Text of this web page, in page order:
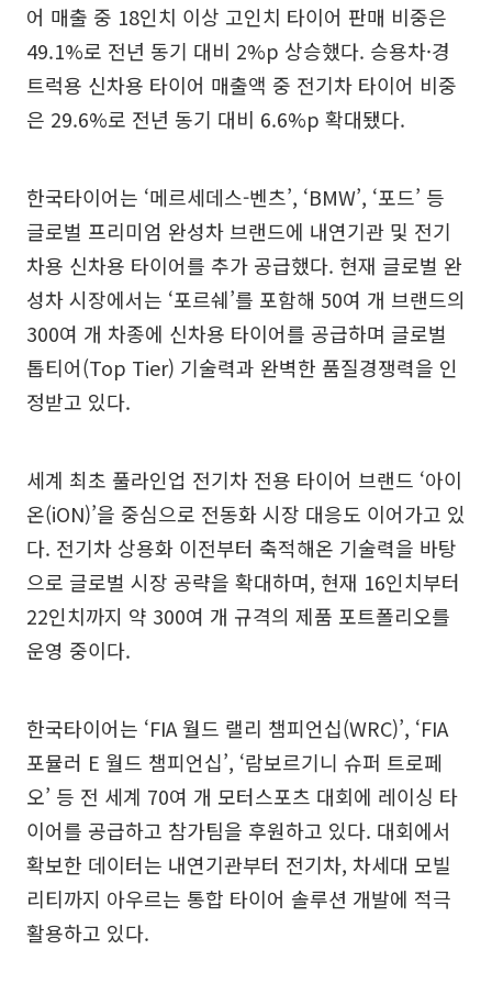
어 매출 중 18인치 이상 고인치 타이어 판매 비중은
49.1%로 전년 동기 대비 2%p 상승했다. 승용차·경
트럭용 신차용 타이어 매출액 중 전기차 타이어 비중
은 29.6%로 전년 동기 대비 6.6%p 확대됐다.
한국타이어는 ‘메르세데스-벤츠’, ‘BMW’, ‘포드’ 등
글로벌 프리미엄 완성차 브랜드에 내연기관 및 전기
차용 신차용 타이어를 추가 공급했다. 현재 글로벌 완
성차 시장에서는 ‘포르쉐’를 포함해 50여 개 브랜드의
300여 개 차종에 신차용 타이어를 공급하며 글로벌
톱티어(Top Tier) 기술력과 완벽한 품질경쟁력을 인
정받고 있다.
세계 최초 풀라인업 전기차 전용 타이어 브랜드 ‘아이
온(iON)’을 중심으로 전동화 시장 대응도 이어가고 있
다. 전기차 상용화 이전부터 축적해온 기술력을 바탕
으로 글로벌 시장 공략을 확대하며, 현재 16인치부터
22인치까지 약 300여 개 규격의 제품 포트폴리오를
운영 중이다.
한국타이어는 ‘FIA 월드 랠리 챔피언십(WRC)’, ‘FIA
포뮬러 E 월드 챔피언십’, ‘람보르기니 슈퍼 트로페
오’ 등 전 세계 70여 개 모터스포츠 대회에 레이싱 타
이어를 공급하고 참가팀을 후원하고 있다. 대회에서
확보한 데이터는 내연기관부터 전기차, 차세대 모빌
리티까지 아우르는 통합 타이어 솔루션 개발에 적극
활용하고 있다.